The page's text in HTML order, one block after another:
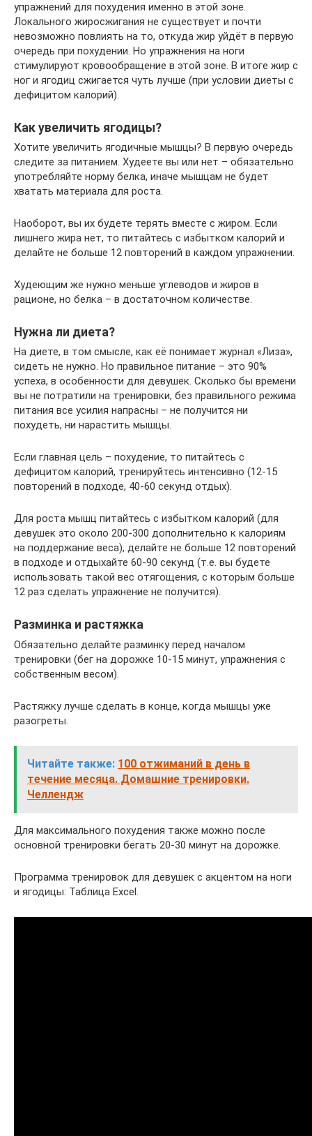
упражнений для похудения именно в этой зоне.
Локального жиросжигания не существует и почти
невозможно повлиять на то, откуда жир уйдёт в первую
очередь при похудении. Но упражнения на ноги
стимулируют кровообращение в этой зоне. В итоге жир с
ног и ягодиц сжигается чуть лучше (при условии диеты с
дефицитом калорий).
Как увеличить ягодицы?
Хотите увеличить ягодичные мышцы? В первую очередь
следите за питанием. Худеете вы или нет – обязательно
употребляйте норму белка, иначе мышцам не будет
хватать материала для роста.
Наоборот, вы их будете терять вместе с жиром. Если
лишнего жира нет, то питайтесь с избытком калорий и
делайте не больше 12 повторений в каждом упражнении.
Худеющим же нужно меньше углеводов и жиров в
рационе, но белка – в достаточном количестве.
Нужна ли диета?
На диете, в том смысле, как её понимает журнал «Лиза»,
сидеть не нужно. Но правильное питание – это 90%
успеха, в особенности для девушек. Сколько бы времени
вы не потратили на тренировки, без правильного режима
питания все усилия напрасны – не получится ни
похудеть, ни нарастить мышцы.
Если главная цель – похудение, то питайтесь с
дефицитом калорий, тренируйтесь интенсивно (12-15
повторений в подходе, 40-60 секунд отдых).
Для роста мышц питайтесь с избытком калорий (для
девушек это около 200-300 дополнительно к калориям
на поддержание веса), делайте не больше 12 повторений
в подходе и отдыхайте 60-90 секунд (т.е. вы будете
использовать такой вес отягощения, с которым больше
12 раз сделать упражнение не получится).
Разминка и растяжка
Обязательно делайте разминку перед началом
тренировки (бег на дорожке 10-15 минут, упражнения с
собственным весом).
Растяжку лучше сделать в конце, когда мышцы уже
разогреты.
Читайте также: 100 отжиманий в день в
течение месяца. Домашние тренировки.
Челлендж
Для максимального похудения также можно после
основной тренировки бегать 20-30 минут на дорожке.
Программа тренировок для девушек с акцентом на ноги
и ягодицы: Таблица Excel.